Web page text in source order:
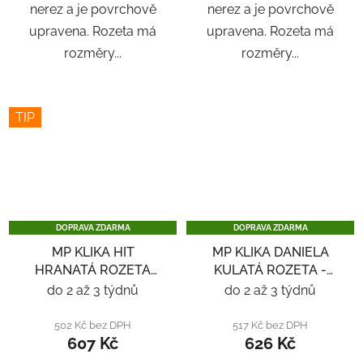
nerez a je povrchově
upravena. Rozeta má
rozměry...
nerez a je povrchově
upravena. Rozeta má
rozměry...
TIP
DOPRAVA ZDARMA
MP KLIKA HIT
HRANATÁ ROZETA
SQ6 - ČERNÁ
do 2 až 3 týdnů
502 Kč bez DPH
607 Kč
DOPRAVA ZDARMA
MP KLIKA DANIELA
KULATÁ ROZETA -
NEREZ
do 2 až 3 týdnů
517 Kč bez DPH
626 Kč